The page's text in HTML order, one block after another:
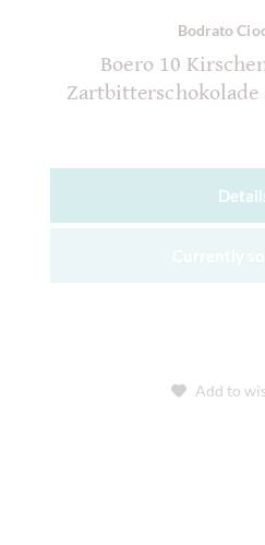
Bodrato
Boero 10
Zartbitterschokolade
Add to